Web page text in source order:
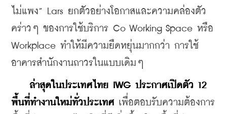
ไม่แพง” Lars ยกตัวอย่างโอกาสและความคล่องตัว
คร่าวๆ ของการใช้บริการ Co Working Space หรือ
Workplace ทำให้มีความยืดหยุ่นมากกว่า การใช้
อาคารสำนักงานถาวรในแบบเดิมๆ
ล่าสุดในประเทศไทย IWG ประกาศเปิดตัว 12
พื้นที่ทำงานใหม่ทั่วประเทศ เพื่อตอบรับความต้องการ